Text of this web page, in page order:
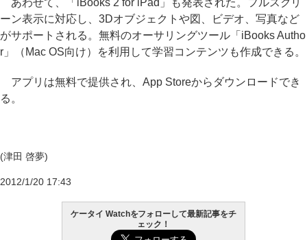
あわせて、「iBooks 2 for iPad」も発表された。フルスクリ
ーン表示に対応し、3Dオブジェクトや図、ビデオ、写真など
がサポートされる。無料のオーサリングツール「iBooks Autho
r」（Mac OS向け）を利用して学習コンテンツも作成できる。
アプリは無料で提供され、App Storeからダウンロードでき
る。
(津田 啓夢)
2012/1/20 17:43
ケータイ Watchをフォローして最新記事をチ
ェック！